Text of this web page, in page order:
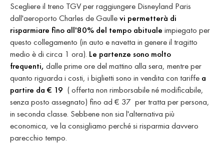
Scegliere il treno TGV per raggiungere Disneyland Paris
dall'aeroporto Charles de Gaullevi permetterà di
risparmiare fino all'80% del tempo abituale impiegato per
questo collegamento (in auto e navetta in genere il tragitto
medio è di circa 1 ora). Le partenze sono molto
frequenti, dalle prime ore del mattino alla sera, mentre per
quanto riguarda i costi, i biglietti sono in vendita con tariffe a
partire da € 19 ( offerta non rimborsabile né modificabile,
senza posto assegnato) fino ad € 37 per tratta per persona,
in seconda classe. Sebbene non sia l'alternativa più
economica, ve la consigliamo perché si risparmia davvero
parecchio tempo.